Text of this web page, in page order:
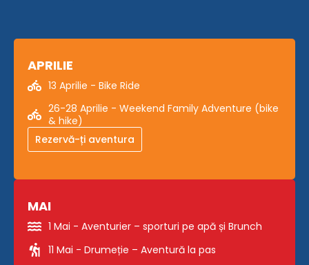
APRILIE
13 Aprilie - Bike Ride
26-28 Aprilie - Weekend Family Adventure (bike
& hike)
Rezervă-ți aventura
MAI
1 Mai - Aventurier – sporturi pe apă și Brunch
11 Mai - Drumeție – Aventură la pas